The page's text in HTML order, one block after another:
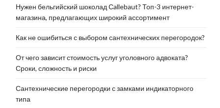
Нужен бельгийский шоколад Сallebaut? Топ-3 интернет-
магазина, предлагающих широкий ассортимент
Как не ошибиться с выбором сантехнических перегородок?
От чего зависит стоимость услуг уголовного адвоката?
Сроки, сложность и риски
Сантехнические перегородки с замками индикаторного
типа